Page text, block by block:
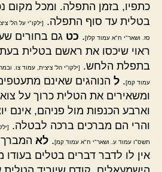
כתפיו, בזמן התפלה. ומכל מקום
בטלית עד סוף התפלה.
[ילקו"י על הל'
סז. ושאר"י ח"א עמוד קלז]. כט גם בחורים
ראוי שיכסו את ראשם בטלית
בתפלת הלחש.
[ילקו"י הל' ציצית, עמוד צו.
עמוד קמ]. ל הנוהגים שאינם
ומשאירים את הטלית כרוך על
וארבע הכנפות מול פניהם, אינם
והרי הם מברכים ברכה לבטלה.
תשס"ו עמוד ע. ושאר"י ח"א עמוד קמ]. לא
אין לו לדבר דברים בטלים